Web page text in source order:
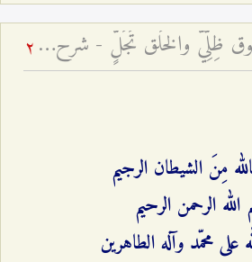
الخَالقُ أصيلٌ والمخلوق ظِلِّيٌّ والخَلق تَجَلٍّ - شرح فقرات مِن دعاء الافتتاح – الجلسة السادسة 2
مِنَ الشيطان الرجيم
الرحمن الرحيم
على محمّد وآله الطاهرين